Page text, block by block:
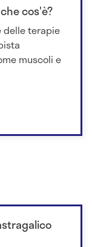
cos'è?
delle terapie
muscoli e